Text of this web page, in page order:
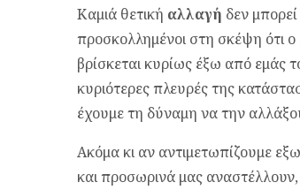
Καμιά θετική αλλαγή δεν
προσκολλημένοι στη σκέψη ότι
βρίσκεται κυρίως έξω από εμάς
κυριότερες πλευρές της
έχουμε τη δύναμη να την
Ακόμα κι αν αντιμετωπίζουμε
και προσωρινά μας